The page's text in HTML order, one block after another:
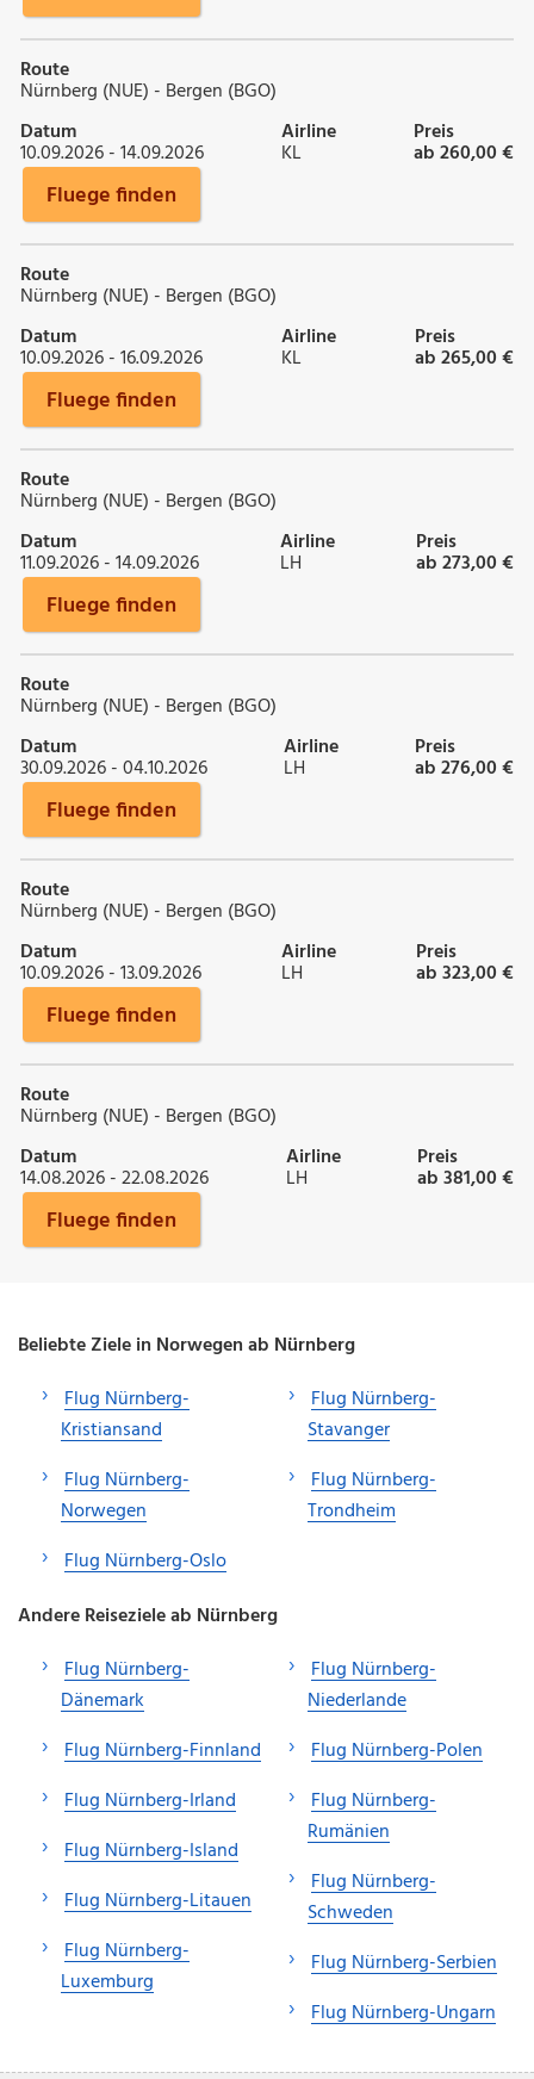
Route
Nürnberg (NUE) - Bergen (BGO)
Datum
10.09.2026 - 14.09.2026
Airline
KL
Preis
ab 260,00 €
Fluege finden
Route
Nürnberg (NUE) - Bergen (BGO)
Datum
10.09.2026 - 16.09.2026
Airline
KL
Preis
ab 265,00 €
Fluege finden
Route
Nürnberg (NUE) - Bergen (BGO)
Datum
11.09.2026 - 14.09.2026
Airline
LH
Preis
ab 273,00 €
Fluege finden
Route
Nürnberg (NUE) - Bergen (BGO)
Datum
30.09.2026 - 04.10.2026
Airline
LH
Preis
ab 276,00 €
Fluege finden
Route
Nürnberg (NUE) - Bergen (BGO)
Datum
10.09.2026 - 13.09.2026
Airline
LH
Preis
ab 323,00 €
Fluege finden
Route
Nürnberg (NUE) - Bergen (BGO)
Datum
14.08.2026 - 22.08.2026
Airline
LH
Preis
ab 381,00 €
Fluege finden
Beliebte Ziele in Norwegen ab Nürnberg
Flug Nürnberg-
Kristiansand
Flug Nürnberg-
Norwegen
Flug Nürnberg-Oslo
Flug Nürnberg-
Stavanger
Flug Nürnberg-
Trondheim
Andere Reiseziele ab Nürnberg
Flug Nürnberg-
Dänemark
Flug Nürnberg-Finnland
Flug Nürnberg-Irland
Flug Nürnberg-Island
Flug Nürnberg-Litauen
Flug Nürnberg-
Luxemburg
Flug Nürnberg-
Niederlande
Flug Nürnberg-Polen
Flug Nürnberg-
Rumänien
Flug Nürnberg-
Schweden
Flug Nürnberg-Serbien
Flug Nürnberg-Ungarn